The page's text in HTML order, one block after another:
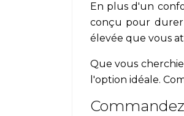
En plus d'un
conçu pour durer
élevée que vous
Que vous
l'option idéale.